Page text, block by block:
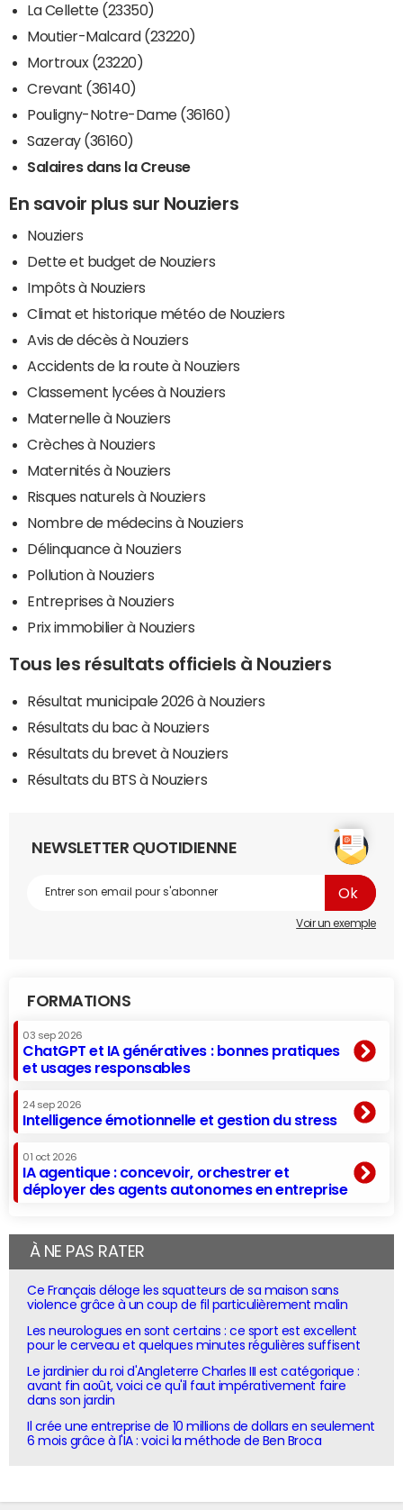
La Cellette (23350)
Moutier-Malcard (23220)
Mortroux (23220)
Crevant (36140)
Pouligny-Notre-Dame (36160)
Sazeray (36160)
Salaires dans la Creuse
En savoir plus sur Nouziers
Nouziers
Dette et budget de Nouziers
Impôts à Nouziers
Climat et historique météo de Nouziers
Avis de décès à Nouziers
Accidents de la route à Nouziers
Classement lycées à Nouziers
Maternelle à Nouziers
Crèches à Nouziers
Maternités à Nouziers
Risques naturels à Nouziers
Nombre de médecins à Nouziers
Délinquance à Nouziers
Pollution à Nouziers
Entreprises à Nouziers
Prix immobilier à Nouziers
Tous les résultats officiels à Nouziers
Résultat municipale 2026 à Nouziers
Résultats du bac à Nouziers
Résultats du brevet à Nouziers
Résultats du BTS à Nouziers
NEWSLETTER QUOTIDIENNE
Voir un exemple
FORMATIONS
03 sep 2026
ChatGPT et IA génératives : bonnes pratiques
et usages responsables
24 sep 2026
Intelligence émotionnelle et gestion du stress
01 oct 2026
IA agentique : concevoir, orchestrer et
déployer des agents autonomes en entreprise
À NE PAS RATER
Ce Français déloge les squatteurs de sa maison sans
violence grâce à un coup de fil particulièrement malin
Les neurologues en sont certains : ce sport est excellent
pour le cerveau et quelques minutes régulières suffisent
Le jardinier du roi d'Angleterre Charles III est catégorique :
avant fin août, voici ce qu'il faut impérativement faire
dans son jardin
Il crée une entreprise de 10 millions de dollars en seulement
6 mois grâce à l'IA : voici la méthode de Ben Broca